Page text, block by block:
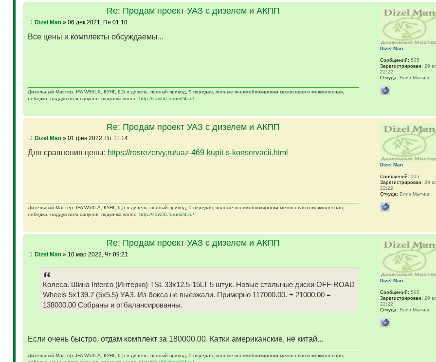
Re: Продам проект УАЗ с дизелем и АКПП
Dizel Man» 06 дек 2021, Пн 01:10
Все цены и комплекты обсуждаемы...
Дизельный Мастер. IFA W50LA, КУНГ, 6,5 л дизель, полный привод, 5 передач, полные пневмоблокировки межосевая и межколесная,
лебедка, наддув всех сапунов, подкачка колес. http://ifaw50.forum24.ru/
Dizel Man
Сообщений: 505
Зарегистрирован: 29
22:22
Откуда: Близ Мытищ
Re: Продам проект УАЗ с дизелем и АКПП
Dizel Man» 01 фев 2022, Вт 11:14
Для сравнения цены: https://rosrezervy.ru/uaz-469-kupit-s-konservacii.html
Дизельный Мастер. IFA W50LA, КУНГ, 6,5 л дизель, полный привод, 5 передач, полные пневмоблокировки межосевая и межколесная,
лебедка, наддув всех сапунов, подкачка колес. http://ifaw50.forum24.ru/
Dizel Man
Сообщений: 505
Зарегистрирован: 29
22:22
Откуда: Близ Мытищ
Re: Продам проект УАЗ с дизелем и АКПП
Dizel Man» 10 мар 2022, Чт 09:21
Колеса. Шина Interco (Интерко) TSL 33x12.5-15LT 5 штук. Новые стальные диски OFF-ROAD
Wheels 5x139.7 (5x5.5) УАЗ. Из бокса не выезжали. Примерно 117000.00. + 21000.00 =
138000.00 Собраны и отбалансированны.
Если очень быстро, отдам комплект за 180000.00. Катки американские, не китай...
Дизельный Мастер. IFA W50LA, КУНГ, 6,5 л дизель, полный привод, 5 передач, полные пневмоблокировки межосевая и межколесная,
Dizel Man
Сообщений: 505
Зарегистрирован: 29
22:22
Откуда: Близ Мытищ